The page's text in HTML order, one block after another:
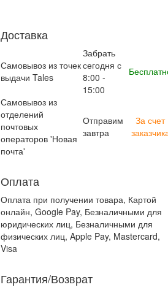
Доставка
Самовывоз из точек
выдачи Tales
Забрать
сегодня с
8:00 -
15:00
Самовывоз из
отделений
почтовых
операторов 'Новая
почта'
Отправим
завтра
За счет
Оплата
Оплата при получении товара, Картой
онлайн, Google Pay, Безналичными для
юридических лиц, Безналичными для
физических лиц, Apple Pay, Mastercard,
Visa
Гарантия/Возврат